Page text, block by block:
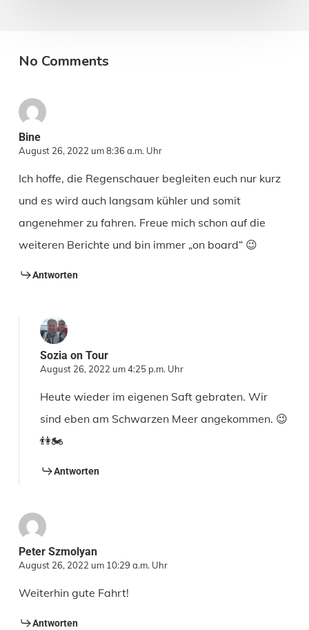
No Comments
Bine
August 26, 2022 um 8:36 a.m. Uhr
Ich hoffe, die Regenschauer begleiten euch nur kurz
und es wird auch langsam kühler und somit
angenehmer zu fahren. Freue mich schon auf die
weiteren Berichte und bin immer „on board“ 😉
Antworten
Sozia on Tour
August 26, 2022 um 4:25 p.m. Uhr
Heute wieder im eigenen Saft gebraten. Wir
sind eben am Schwarzen Meer angekommen. 😉
👫🏍
Antworten
Peter Szmolyan
August 26, 2022 um 10:29 a.m. Uhr
Weiterhin gute Fahrt!
Antworten